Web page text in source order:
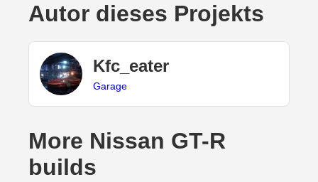
Autor dieses Projekts
Kfc_eater
Garage
More Nissan GT-R
builds